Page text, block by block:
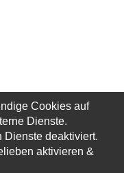
Cookies auf
Dienste.
Dienste deaktiviert.
aktivieren &